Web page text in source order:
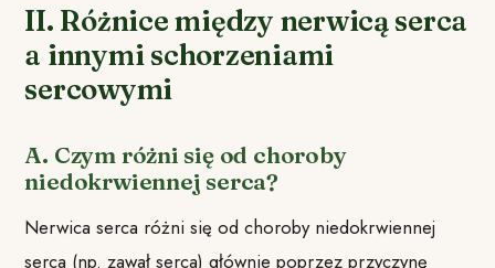
II. Różnice między nerwicą serca
a innymi schorzeniami
sercowymi
A. Czym różni się od choroby
niedokrwiennej serca?
Nerwica serca różni się od choroby niedokrwiennej
serca (np. zawał serca) głównie poprzez przyczynę